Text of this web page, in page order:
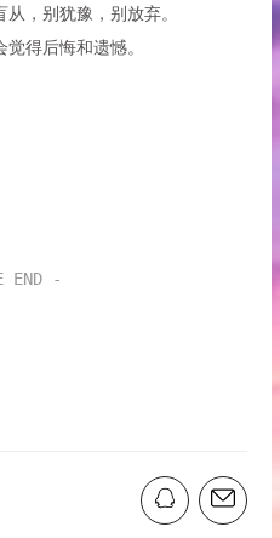
，别犹豫，别放弃。
得后悔和遗憾。
END -